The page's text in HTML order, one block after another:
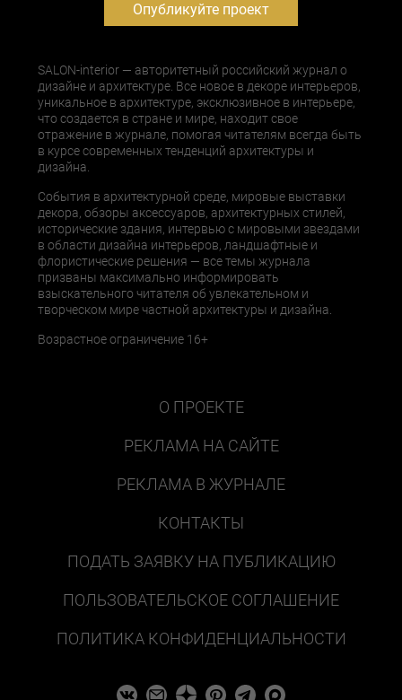
Опубликуйте проект
SALON-interior — авторитетный российский журнал о
дизайне и архитектуре. Все новое в декоре интерьеров,
уникальное в архитектуре, эксклюзивное в интерьере,
что создается в стране и мире, находит свое
отражение в журнале, помогая читателям всегда быть
в курсе современных тенденций архитектуры и
дизайна.
События в архитектурной среде, мировые выставки
декора, обзоры аксессуаров, архитектурных стилей,
исторические здания, интервью с мировыми звездами
в области дизайна интерьеров, ландшафтные и
флористические решения — все темы журнала
призваны максимально информировать
взыскательного читателя об увлекательном и
творческом мире частной архитектуры и дизайна.
Возрастное ограничение 16+
О ПРОЕКТЕ
РЕКЛАМА НА САЙТЕ
РЕКЛАМА В ЖУРНАЛЕ
КОНТАКТЫ
ПОДАТЬ ЗАЯВКУ НА ПУБЛИКАЦИЮ
ПОЛЬЗОВАТЕЛЬСКОЕ СОГЛАШЕНИЕ
ПОЛИТИКА КОНФИДЕНЦИАЛЬНОСТИ